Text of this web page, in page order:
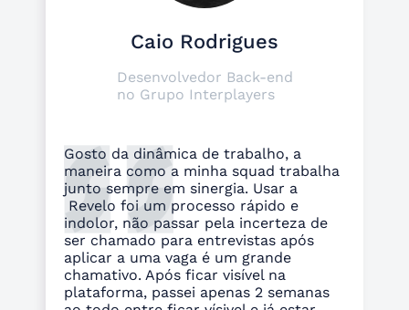
Caio Rodrigues
Desenvolvedor Back-end
no Grupo Interplayers
Gosto da dinâmica de trabalho, a
maneira como a minha squad trabalha
junto sempre em sinergia. Usar a
Revelo foi um processo rápido e
indolor, não passar pela incerteza de
ser chamado para entrevistas após
aplicar a uma vaga é um grande
chamativo. Após ficar visível na
plataforma, passei apenas 2 semanas